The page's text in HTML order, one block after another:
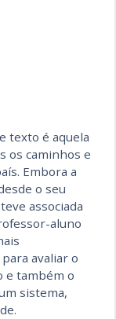
texto é aquela
os caminhos e
Embora a
o seu
associada
aluno
avaliar o
e também o
sistema,